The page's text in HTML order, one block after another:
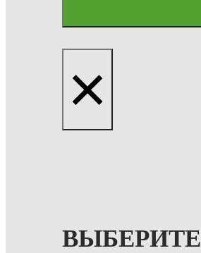
×
ВЫБЕРИТЕ